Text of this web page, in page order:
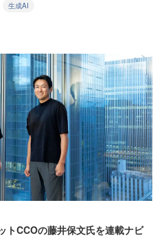
生成AI
トCCOの藤井保文氏を連載ナビ